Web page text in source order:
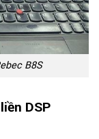
B8S
DSP